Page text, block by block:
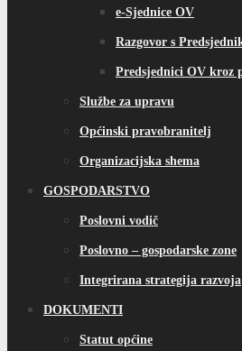
e-Sjednice OV
Razgovor s
Predsjednici OV kroz
Službe za upravu
Općinski pravobranitelj
Organizacijska shema
GOSPODARSTVO
Poslovni vodič
Poslovno – gospodarske zone
Integrirana strategija razvoja
DOKUMENTI
Statut općine